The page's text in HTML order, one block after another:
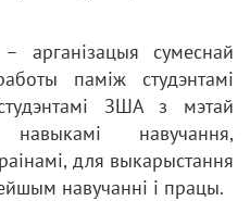
арганізацыя сумеснай
паміж студэнтамі
ЗША з мэтай
навучання,
для выкарыстання
навучанні і працы.